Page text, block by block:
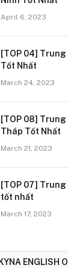
April 6, 2023
[TOP 04] Trung
Tốt Nhất
March 24, 2023
[TOP 08]
Tháp Tốt Nhất
March 21, 2023
[TOP 07]
tốt nhất
March 17, 2023
ENGLISH